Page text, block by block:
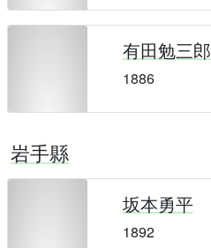
有田勉三郎
1886
岩手縣
坂本勇平
1892